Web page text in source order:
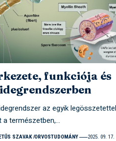
funkciója és
az egyik
a természetben,…
SZAVAK ORVOSTUDOMÁNY 2025. 09. 17.